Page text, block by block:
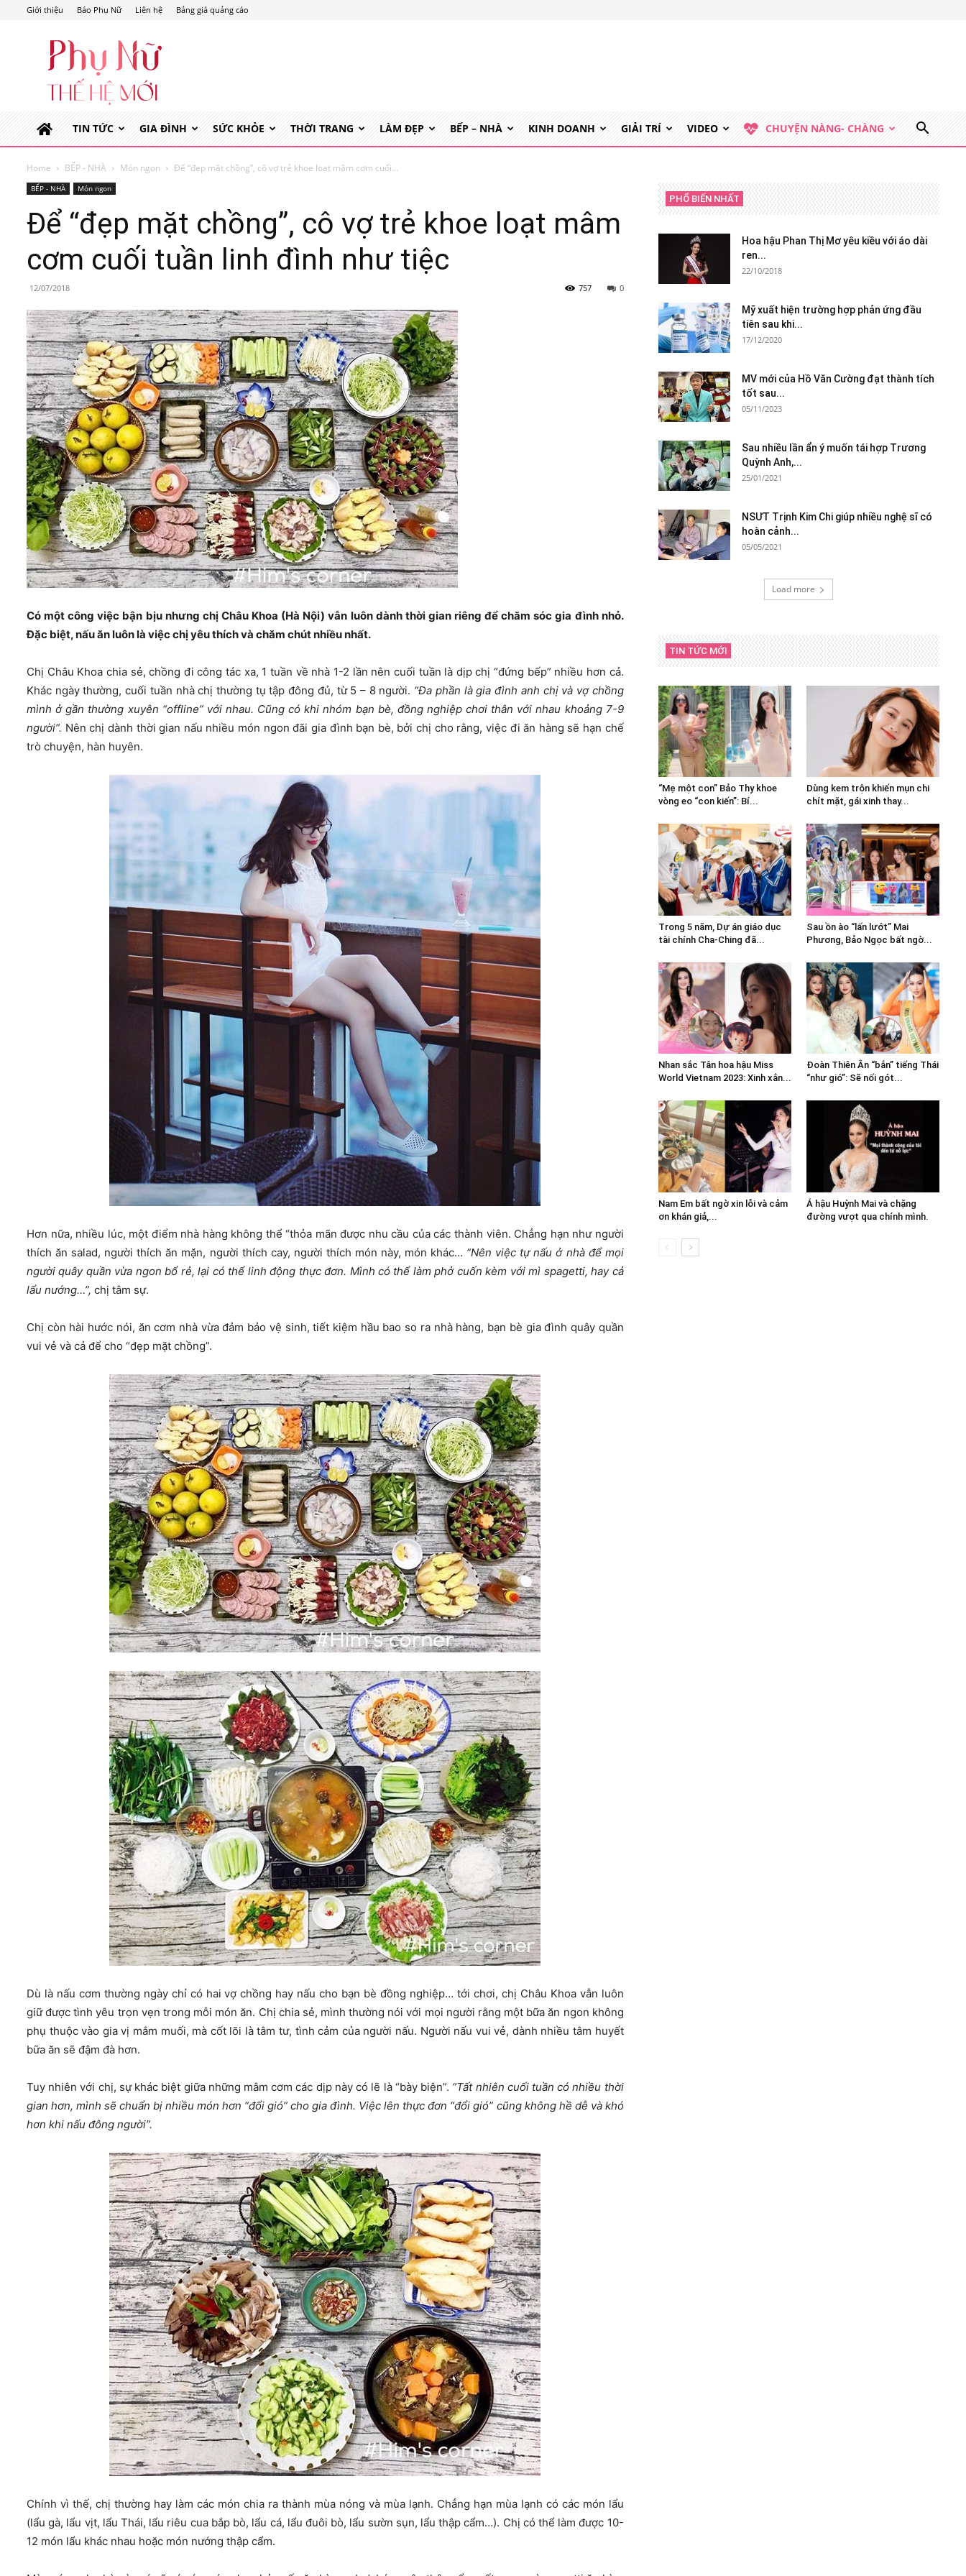
Giới thiệu Báo Phụ Nữ Liên hệ Bảng giá quảng cáo
Phụ
Nữ
Hệ
TIN TỨC
GIA ĐÌNH SỨC KHỎE THỜI TRANG LÀM ĐẸP BẾP – NHÀ KINH DOANH GIẢI TRÍ VIDEO CHUYỆN NÀNG- CHÀNG
Home BẾP - NHÀ Món ngon Để “đẹp mặt chồng”, cô vợ trẻ khoe loạt mâm cơm cuối...
BẾP - NHÀ Món ngon
Để “đẹp mặt chồng”, cô vợ trẻ khoe loạt mâm
cơm cuối tuần linh đình như tiệc
12/07/2018 0
757
Có một công việc bận bịu nhưng chị Châu Khoa (Hà Nội) vẫn luôn dành thời gian riêng để chăm sóc gia đình nhỏ.
Đặc biệt, nấu ăn luôn là việc chị yêu thích và chăm chút nhiều nhất.
Chị Châu Khoa chia sẻ, chồng đi công tác xa, 1 tuần về nhà 1-2 lần nên cuối tuần là dịp chị “đứng bếp” nhiều hơn cả.
Khác ngày thường, cuối tuần nhà chị thường tụ tập đông đủ, từ 5 – 8 người. “Đa phần là gia đình anh chị và vợ chồng
mình ở gần thường xuyên “offline” với nhau. Cũng có khi nhóm bạn bè, đồng nghiệp chơi thân với nhau khoảng 7-9
người”. Nên chị dành thời gian nấu nhiều món ngon đãi gia đình bạn bè, bởi chị cho rằng, việc đi ăn hàng sẽ hạn chế
trò chuyện, hàn huyên.
Hơn nữa, nhiều lúc, một điểm nhà hàng không thể “thỏa mãn được nhu cầu của các thành viên. Chẳng hạn như người
thích ăn salad, người thích ăn mặn, người thích cay, người thích món này, món khác… “Nên việc tự nấu ở nhà để mọi
người quây quần vừa ngon bổ rẻ, lại có thể linh động thực đơn. Mình có thể làm phở cuốn kèm với mì spagetti, hay cả
lẩu nướng…”, chị tâm sự.
Chị còn hài hước nói, ăn cơm nhà vừa đảm bảo vệ sinh, tiết kiệm hầu bao so ra nhà hàng, bạn bè gia đình quây quần
vui vẻ và cả để cho “đẹp mặt chồng”.
Dù là nấu cơm thường ngày chỉ có hai vợ chồng hay nấu cho bạn bè đồng nghiệp… tới chơi, chị Châu Khoa vẫn luôn
giữ được tình yêu trọn vẹn trong mỗi món ăn. Chị chia sẻ, mình thường nói với mọi người rằng một bữa ăn ngon không
phụ thuộc vào gia vị mắm muối, mà cốt lõi là tâm tư, tình cảm của người nấu. Người nấu vui vẻ, dành nhiều tâm huyết
bữa ăn sẽ đậm đà hơn.
Tuy nhiên với chị, sự khác biệt giữa những mâm cơm các dịp này có lẽ là “bày biện”. “Tất nhiên cuối tuần có nhiều thời
gian hơn, mình sẽ chuẩn bị nhiều món hơn “đổi gió” cho gia đình. Việc lên thực đơn “đổi gió” cũng không hề dễ và khó
hơn khi nấu đông người”.
Chính vì thế, chị thường hay làm các món chia ra thành mùa nóng và mùa lạnh. Chẳng hạn mùa lạnh có các món lẩu
(lẩu gà, lẩu vịt, lẩu Thái, lẩu riêu cua bắp bò, lẩu cá, lẩu đuôi bò, lẩu sườn sụn, lẩu thập cẩm…). Chị có thể làm được 10-
12 món lẩu khác nhau hoặc món nướng thập cẩm.
PHỔ BIẾN NHẤT
Hoa hậu Phan Thị Mơ yêu kiều với áo dài
ren...
22/10/2018
Mỹ xuất hiện trường hợp phản ứng đầu
tiên sau khi...
17/12/2020
MV mới của Hồ Văn Cường đạt thành tích
tốt sau...
05/11/2023
Sau nhiều lần ẩn ý muốn tái hợp Trương
Quỳnh Anh,...
25/01/2021
NSƯT Trịnh Kim Chi giúp nhiều nghệ sĩ có
hoàn cảnh...
05/05/2021
Load more
TIN TỨC MỚI
“Mẹ một con” Bảo Thy khoe
vòng eo “con kiến”: Bí...
Dùng kem trộn khiến mụn chi
chít mặt, gái xinh thay...
Trong 5 năm, Dự án giáo dục
tài chính Cha-Ching đã...
Sau ồn ào “lấn lướt” Mai
Phương, Bảo Ngọc bất ngờ...
Nhan sắc Tân hoa hậu Miss
World Vietnam 2023: Xinh xắn...
Đoàn Thiên Ân “bắn” tiếng Thái
“như gió”: Sẽ nối gót...
Nam Em bất ngờ xin lỗi và cảm
ơn khán giả,...
Á hậu Huỳnh Mai và chặng
đường vượt qua chính mình.